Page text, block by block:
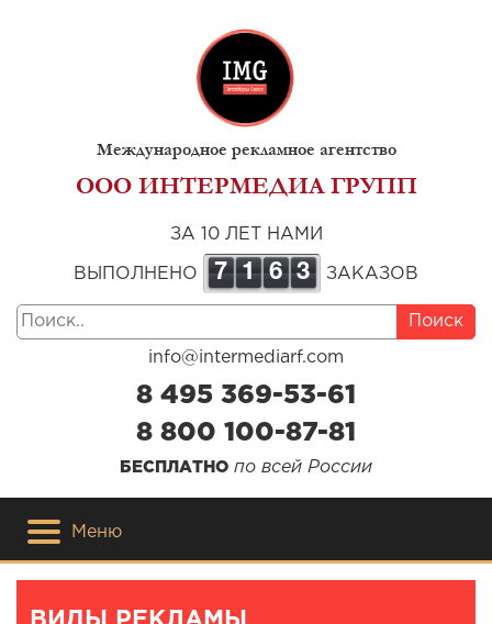
Международное рекламное агентство
ООО ИНТЕРМЕДИА ГРУПП
ЗА 10 ЛЕТ НАМИ
ВЫПОЛНЕНО 7 1 6 3 ЗАКАЗОВ
Поиск
info@intermediarf.com
8 495 369-53-61
8 800 100-87-81
БЕСПЛАТНО по всей России
Меню